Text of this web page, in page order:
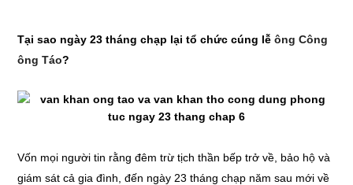
Tại sao ngày 23 tháng chạp lại tổ chức cúng lễông Công
ông Táo?
Vốn mọi người tin rằng đêm trừ tịch thần bếp trở về, bảo hộ và
giám sát cả gia đình, đến ngày 23 tháng chạp năm sau mới về